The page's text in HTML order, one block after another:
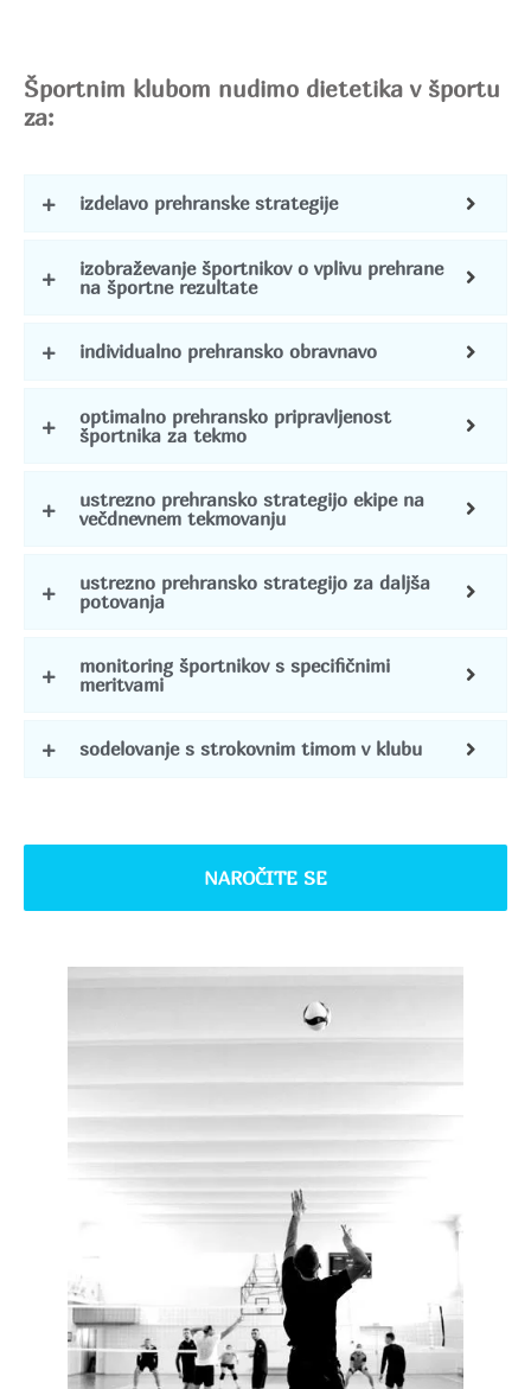
Športnim klubom nudimo dietetika v športu
za:
izdelavo prehranske strategije
izobraževanje športnikov o vplivu prehrane
na športne rezultate
individualno prehransko obravnavo
optimalno prehransko pripravljenost
športnika za tekmo
ustrezno prehransko strategijo ekipe na
večdnevnem tekmovanju
ustrezno prehransko strategijo za daljša
potovanja
monitoring športnikov s specifičnimi
meritvami
sodelovanje s strokovnim timom v klubu
NAROČITE SE